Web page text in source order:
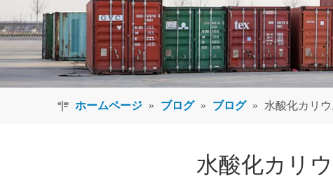
ホームページ » ブログ » ブログ » 水酸化カリ
水酸化カリ